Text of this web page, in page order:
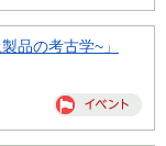
品の考古学~」